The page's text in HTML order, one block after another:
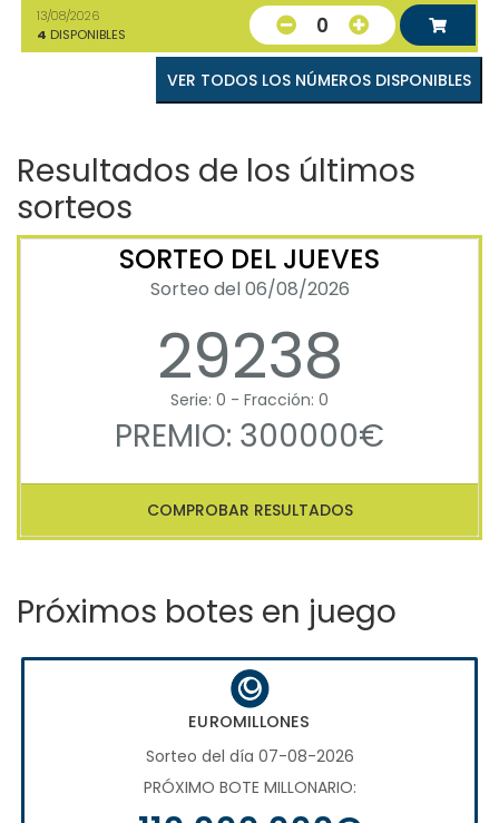
13/08/2026
4 DISPONIBLES 0
VER TODOS LOS NÚMEROS DISPONIBLES
Resultados de los últimos
sorteos
SORTEO DEL JUEVES
Sorteo del 06/08/2026
29238
Serie: 0 - Fracción: 0
PREMIO: 300000€
COMPROBAR RESULTADOS
Próximos botes en juego
EUROMILLONES
Sorteo del día 07-08-2026
PRÓXIMO BOTE MILLONARIO: